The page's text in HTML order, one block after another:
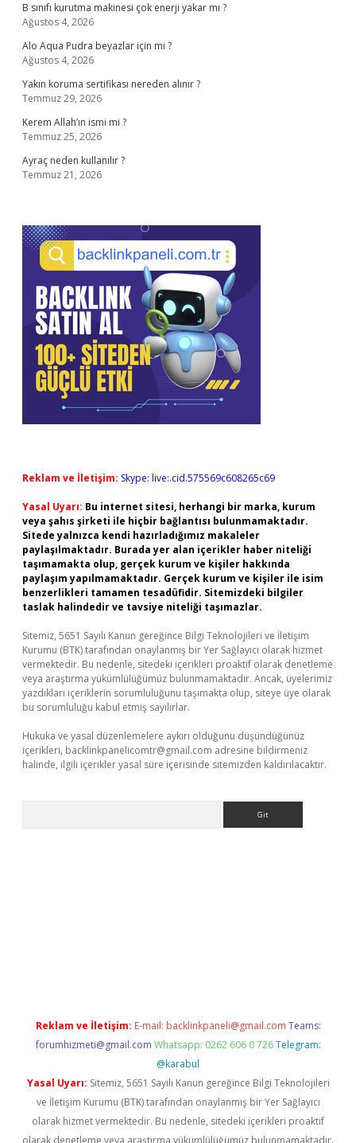
B sınıfı kurutma makinesi çok enerji yakar mı ?
Ağustos 4, 2026
Alo Aqua Pudra beyazlar için mi ?
Ağustos 4, 2026
Yakın koruma sertifikası nereden alınır ?
Temmuz 29, 2026
Kerem Allah’ın ismi mi ?
Temmuz 25, 2026
Ayraç neden kullanılır ?
Temmuz 21, 2026
Reklam ve İletişim: Skype: live:.cid.575569c608265c69
Yasal Uyarı: Bu internet sitesi, herhangi bir marka, kurum
veya şahıs şirketi ile hiçbir bağlantısı bulunmamaktadır.
Sitede yalnızca kendi hazırladığımız makaleler
paylaşılmaktadır. Burada yer alan içerikler haber niteliği
taşımamakta olup, gerçek kurum ve kişiler hakkında
paylaşım yapılmamaktadır. Gerçek kurum ve kişiler ile isim
benzerlikleri tamamen tesadüfidir. Sitemizdeki bilgiler
taslak halindedir ve tavsiye niteliği taşımazlar.
Sitemiz, 5651 Sayılı Kanun gereğince Bilgi Teknolojileri ve İletişim
Kurumu (BTK) tarafından onaylanmış bir Yer Sağlayıcı olarak hizmet
vermektedir. Bu nedenle, sitedeki içerikleri proaktif olarak denetleme
veya araştırma yükümlülüğümüz bulunmamaktadır. Ancak, üyelerimiz
yazdıkları içeriklerin sorumluluğunu taşımakta olup, siteye üye olarak
bu sorumluluğu kabul etmiş sayılırlar.
Hukuka ve yasal düzenlemelere aykırı olduğunu düşündüğünüz
içerikleri, backlinkpanelicomtr@gmail.com adresine bildirmeniz
halinde, ilgili içerikler yasal süre içerisinde sitemizden kaldırılacaktır.
Reklam ve İletişim: E-mail: backlinkpaneli@gmail.com Teams:
forumhizmeti@gmail.com Whatsapp: 0262 606 0 726 Telegram:
@karabul
Yasal Uyarı: Sitemiz, 5651 Sayılı Kanun gereğince Bilgi Teknolojileri
ve İletişim Kurumu (BTK) tarafından onaylanmış bir Yer Sağlayıcı
olarak hizmet vermektedir. Bu nedenle, sitedeki içerikleri proaktif
olarak denetleme veya araştırma yükümlülüğümüz bulunmamaktadır.